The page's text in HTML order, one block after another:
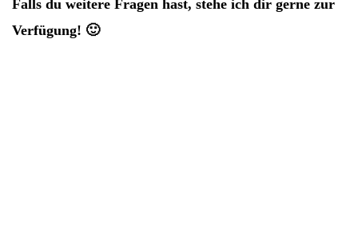
Falls du weitere Fragen hast, stehe ich dir gerne zur
Verfügung! 🙂